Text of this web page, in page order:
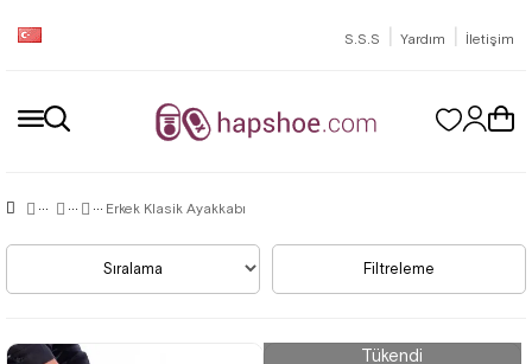
S.S.S | Yardım | İletişim
Erkek Klasik Ayakkabı
Filtreleme
Sıralama
Tükendi